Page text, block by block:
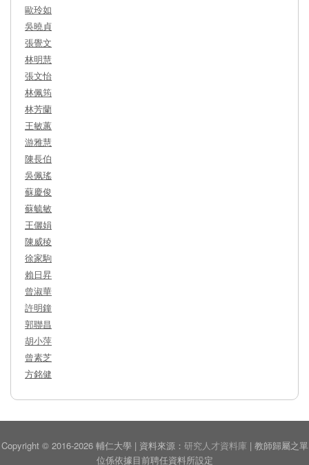
歐玲如
吳曉貞
張覺文
林明慧
張文怡
林佩筠
林芳蘭
王敏蕙
游雅慧
陳長伯
吳佩瑤
蘇慶俊
蘇毓敏
王儷娟
陳威稜
徐家駒
賴日昇
曾淑華
許明鐘
郭聯昌
胡小萍
曾素芝
方銘健
Copyright © 2016-2026 輔仁大學 | 資料來源： 研究人才資料庫 | 教師歸屬之單
位係依據目前聘任資料所設定